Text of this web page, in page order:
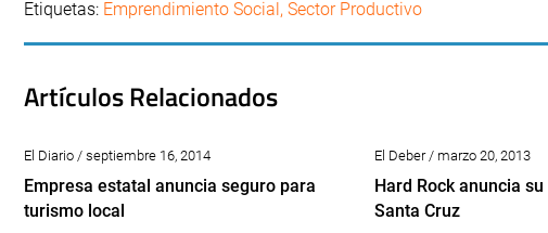
Etiquetas: Emprendimiento Social, Sector Productivo
Artículos Relacionados
El Diario / septiembre 16, 2014
Empresa estatal anuncia seguro para
turismo local
El Deber / marzo 20, 2013
Hard Rock anuncia
Santa Cruz